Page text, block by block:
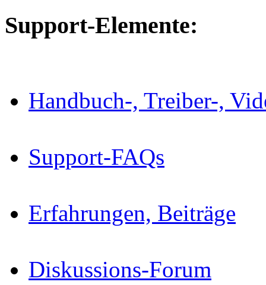
Support-Elemente:
Handbuch-, Treiber-,
Support-FAQs
Erfahrungen, Beiträge
Diskussions-Forum